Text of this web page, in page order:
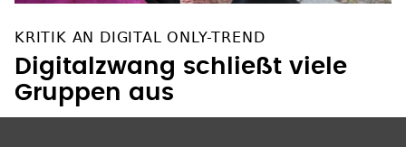
KRITIK AN DIGITAL ONLY-TREND
Digitalzwang schließt viele
Gruppen aus